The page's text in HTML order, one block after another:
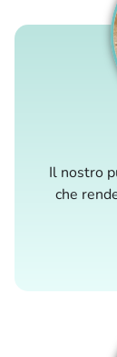
Il nostro
che